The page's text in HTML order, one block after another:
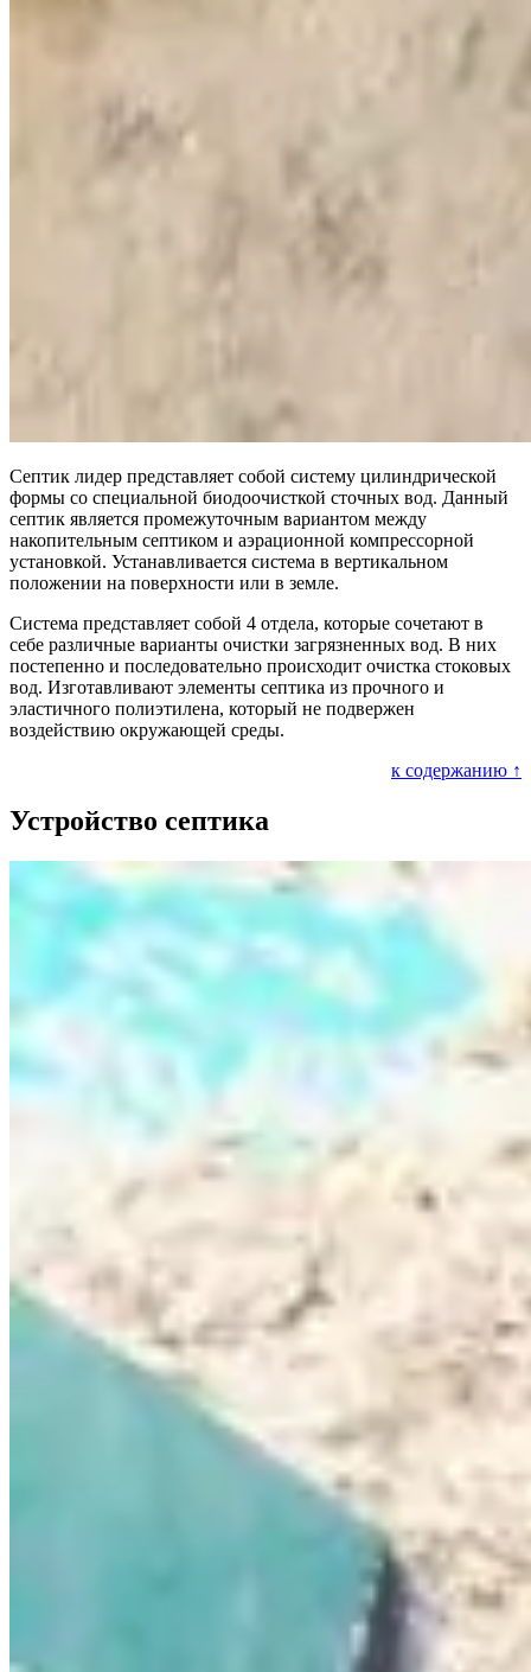
Септик лидер представляет собой систему цилиндрической
формы со специальной биодоочисткой сточных вод. Данный
септик является промежуточным вариантом между
накопительным септиком и аэрационной компрессорной
установкой. Устанавливается система в вертикальном
положении на поверхности или в земле.
Система представляет собой 4 отдела, которые сочетают в
себе различные варианты очистки загрязненных вод. В них
постепенно и последовательно происходит очистка стоковых
вод. Изготавливают элементы септика из прочного и
эластичного полиэтилена, который не подвержен
воздействию окружающей среды.
к содержанию ↑
Устройство септика